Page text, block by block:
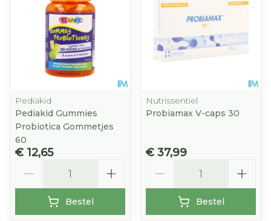
Pediakid
Pediakid Gummies
Probiotica Gommetjes
60
€ 12,65
Bestel
Nutrissentiel
Probiamax V-caps 30
€ 37,99
Bestel